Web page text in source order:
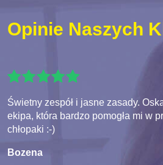
Opinie Naszych
Świetny zespół i jasne zasady.
ekipa, która bardzo pomogła mi w
chłopaki :-)
Bozena